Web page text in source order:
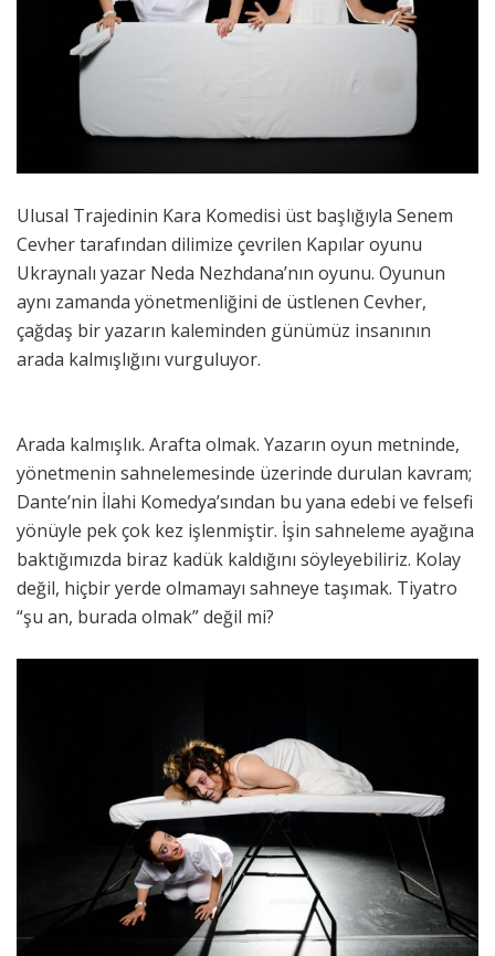
Ulusal Trajedinin Kara Komedisi üst başlığıyla Senem
Cevher tarafından dilimize çevrilen Kapılar oyunu
Ukraynalı yazar Neda Nezhdana’nın oyunu. Oyunun
aynı zamanda yönetmenliğini de üstlenen Cevher,
çağdaş bir yazarın kaleminden günümüz insanının
arada kalmışlığını vurguluyor.
Arada kalmışlık. Arafta olmak. Yazarın oyun metninde,
yönetmenin sahnelemesinde üzerinde durulan kavram;
Dante’nin İlahi Komedya’sından bu yana edebi ve felsefi
yönüyle pek çok kez işlenmiştir. İşin sahneleme ayağına
baktığımızda biraz kadük kaldığını söyleyebiliriz. Kolay
değil, hiçbir yerde olmamayı sahneye taşımak. Tiyatro
“şu an, burada olmak” değil mi?